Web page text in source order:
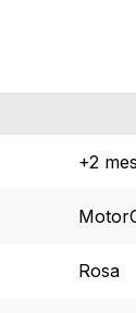
+2
Motor
Rosa